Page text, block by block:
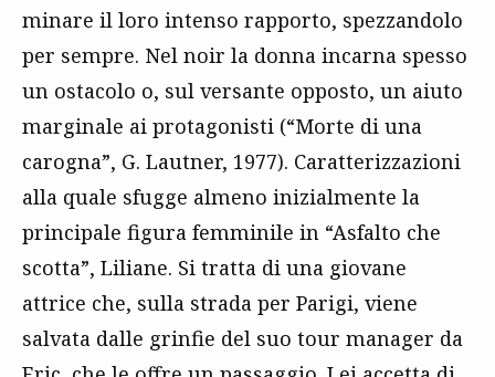
minare il loro intenso rapporto, spezzandolo
per sempre. Nel noir la donna incarna spesso
un ostacolo o, sul versante opposto, un aiuto
marginale ai protagonisti (“Morte di una
carogna”, G. Lautner, 1977). Caratterizzazioni
alla quale sfugge almeno inizialmente la
principale figura femminile in “Asfalto che
scotta”, Liliane. Si tratta di una giovane
attrice che, sulla strada per Parigi, viene
salvata dalle grinfie del suo tour manager da